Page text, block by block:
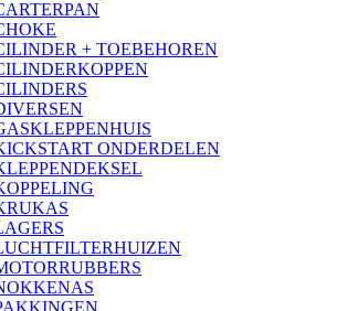
+ TOEBEHOREN
ONDERDELEN